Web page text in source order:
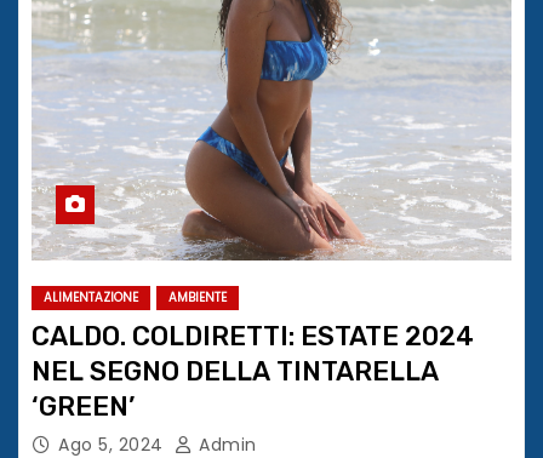
ALIMENTAZIONE AMBIENTE
CALDO. COLDIRETTI: ESTATE 2024
NEL SEGNO DELLA TINTARELLA
‘GREEN’
Ago 5, 2024 Admin